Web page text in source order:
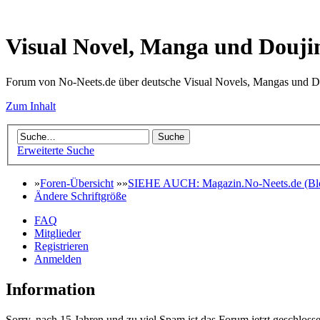
Visual Novel, Manga und
Forum von No-Neets.de über deutsche Visual Novels, Mangas und
Zum Inhalt
Erweiterte Suche
»Foren-Übersicht»»SIEHE AUCH: Magazin.No-Neets.de
Ändere Schriftgröße
FAQ
Mitglieder
Registrieren
Anmelden
Information